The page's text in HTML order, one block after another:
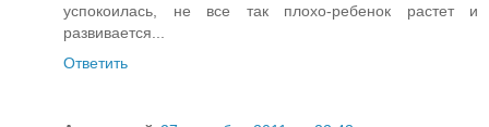
успокоилась, не все так плохо-ребенок растет и
развивается...
Ответить